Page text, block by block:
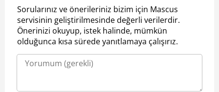
Sorularınız ve önerileriniz bizim için Mascus
servisinin geliştirilmesinde değerli verilerdir.
Önerinizi okuyup, istek halinde, mümkün
olduğunca kısa sürede yanıtlamaya çalışırız.